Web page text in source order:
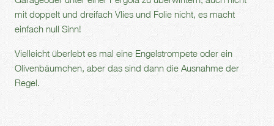
mit doppelt und dreifach Vlies und Folie nicht, es macht
einfach null Sinn!
Vielleicht überlebt es mal eine Engelstrompete oder ein
Olivenbäumchen, aber das sind dann die Ausnahme der
Regel.